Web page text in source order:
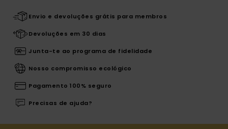
Envio e devoluções grátis para membros
Devoluções em 30 dias
Junta-te ao programa de fidelidade
Nosso compromisso ecológico
Pagamento 100% seguro
Precisas de ajuda?